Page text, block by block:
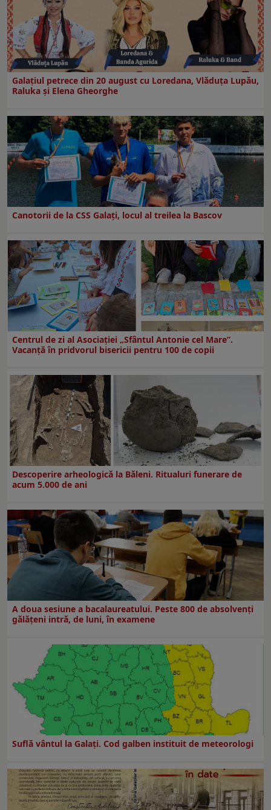
Galaţiul petrece din 20 august cu Loredana, Vlăduța Lupău,
Raluka și Elena Gheorghe
Canotorii de la CSS Galați, locul al treilea la Bascov
Centrul de zi al Asociației „Sfântul Antonie cel Mare”.
Vacanță în pridvorul bisericii pentru 100 de copii
Descoperire arheologică la Băleni. Ritualuri funerare de
acum 5.000 de ani
A doua sesiune a bacalaureatului. Peste 800 de absolvenţi
gălăţeni intră, de luni, în examene
Suflă vântul la Galaţi. Cod galben instituit de meteorologi